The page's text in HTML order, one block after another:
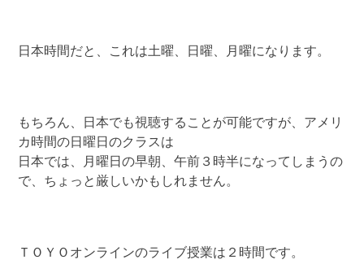
日本時間だと、これは土曜、日曜、月曜になります。
もちろん、日本でも視聴することが可能ですが、アメリ
カ時間の日曜日のクラスは
日本では、月曜日の早朝、午前３時半になってしまうの
で、ちょっと厳しいかもしれません。
ＴＯＹＯオンラインのライブ授業は２時間です。